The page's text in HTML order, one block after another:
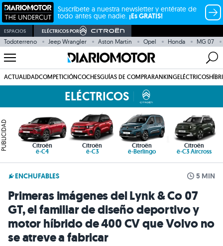
Suscríbete a nuestra newsletter y entérate de
todo antes que nadie. ¡Es GRATIS!
ESPACIOS ELÉCTRICOS POR
Todoterreno Jeep Wrangler Aston Martin Opel Honda MG 07
ACTUALIDADCOMPETICIÓNCOCHESGUÍAS DE COMPRARANKINGELÉCTRICOS
ELÉCTRICOS
PUBLICIDAD Citroën
ë-C4
Citroën
ë-C3
Citroën
ë-Berlingo
Citroën
ë-C3 Aircross
ENCHUFABLES 5 MIN
Primeras imágenes del Lynk & Co 07
GT, el familiar de diseño deportivo y
motor híbrido de 400 CV que Volvo no
se atreve a fabricar